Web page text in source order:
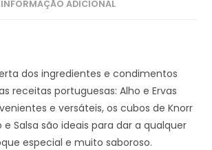
INFORMAÇÃO ADICIONAL
dos ingredientes e condimentos
receitas portuguesas: Alho e Ervas
e versáteis, os cubos de Knorr
Salsa são ideais para dar a qualquer
especial e muito saboroso.